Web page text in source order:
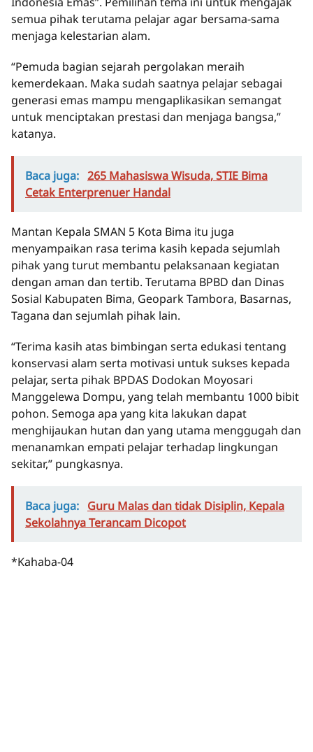
semua pihak terutama pelajar agar bersama-sama
menjaga kelestarian alam.
“Pemuda bagian sejarah pergolakan meraih
kemerdekaan. Maka sudah saatnya pelajar sebagai
generasi emas mampu mengaplikasikan semangat
untuk menciptakan prestasi dan menjaga bangsa,”
katanya.
Baca juga: 265 Mahasiswa Wisuda, STIE Bima
Cetak Enterprenuer Handal
Mantan Kepala SMAN 5 Kota Bima itu juga
menyampaikan rasa terima kasih kepada sejumlah
pihak yang turut membantu pelaksanaan kegiatan
dengan aman dan tertib. Terutama BPBD dan Dinas
Sosial Kabupaten Bima, Geopark Tambora, Basarnas,
Tagana dan sejumlah pihak lain.
“Terima kasih atas bimbingan serta edukasi tentang
konservasi alam serta motivasi untuk sukses kepada
pelajar, serta pihak BPDAS Dodokan Moyosari
Manggelewa Dompu, yang telah membantu 1000 bibit
pohon. Semoga apa yang kita lakukan dapat
menghijaukan hutan dan yang utama menggugah dan
menanamkan empati pelajar terhadap lingkungan
sekitar,” pungkasnya.
Baca juga: Guru Malas dan tidak Disiplin, Kepala
Sekolahnya Terancam Dicopot
*Kahaba-04